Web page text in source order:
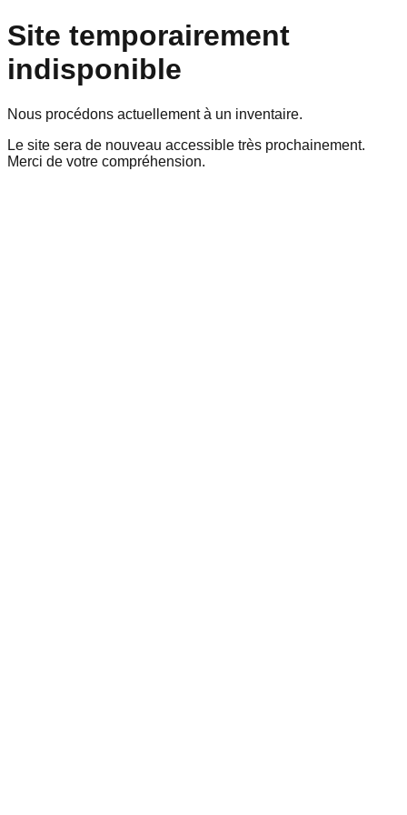
Site temporairement
indisponible
Nous procédons actuellement à un inventaire.
Le site sera de nouveau accessible très prochainement.
Merci de votre compréhension.